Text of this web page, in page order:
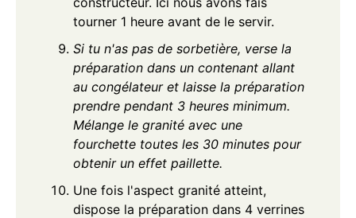
tourner 1 heure avant de le servir.
Si tu n'as pas de sorbetière, verse la
préparation dans un contenant allant
au congélateur et laisse la préparation
prendre pendant 3 heures minimum.
Mélange le granité avec une
fourchette toutes les 30 minutes pour
obtenir un effet paillette.
Une fois l'aspect granité atteint,
dispose la préparation dans 4 verrines